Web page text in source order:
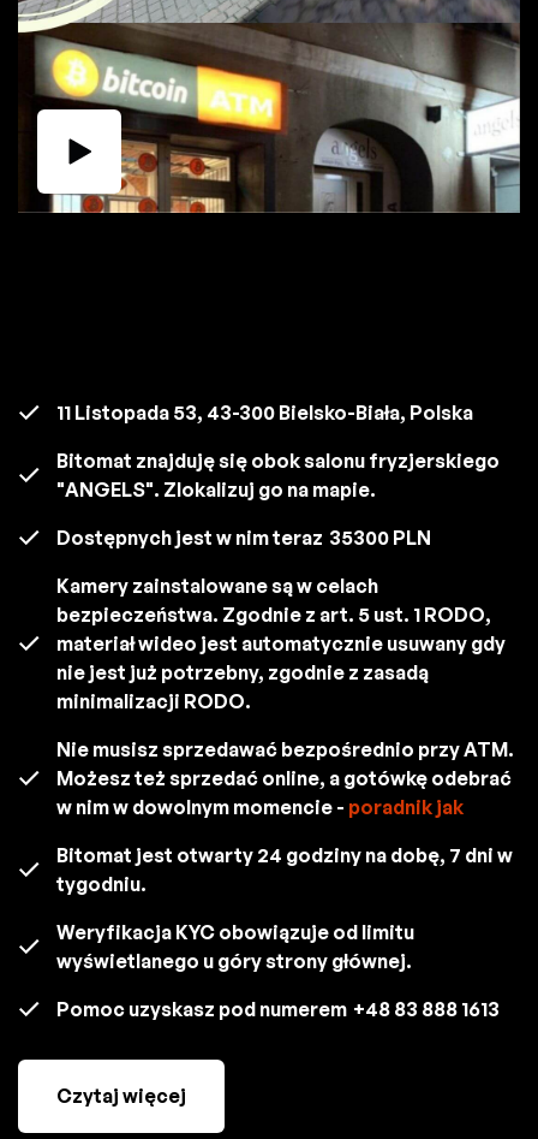
11 Listopada 53, 43-300 Bielsko-Biała, Polska
Bitomat znajduję się obok salonu fryzjerskiego
"ANGELS". Zlokalizuj go na mapie.
Dostępnych jest w nim teraz 35300 PLN
Kamery zainstalowane są w celach
bezpieczeństwa. Zgodnie z art. 5 ust. 1 RODO,
materiał wideo jest automatycznie usuwany gdy
nie jest już potrzebny, zgodnie z zasadą
minimalizacji RODO.
Nie musisz sprzedawać bezpośrednio przy ATM.
Możesz też sprzedać online, a gotówkę odebrać
w nim w dowolnym momencie - poradnik jak
Bitomat jest otwarty 24 godziny na dobę, 7 dni w
tygodniu.
Weryfikacja KYC obowiązuje od limitu
wyświetlanego u góry strony głównej.
Pomoc uzyskasz pod numerem +48 83 888 1613
Czytaj więcej